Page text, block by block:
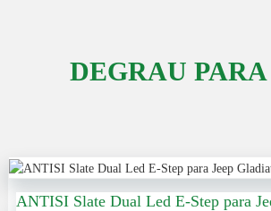
DEGRAU
ANTISI Slate Dual Led E-Step para